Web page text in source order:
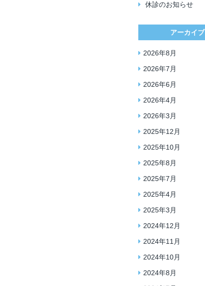
休診のお知らせ
アーカイブ
2026年8月
2026年7月
2026年6月
2026年4月
2026年3月
2025年12月
2025年10月
2025年8月
2025年7月
2025年4月
2025年3月
2024年12月
2024年11月
2024年10月
2024年8月